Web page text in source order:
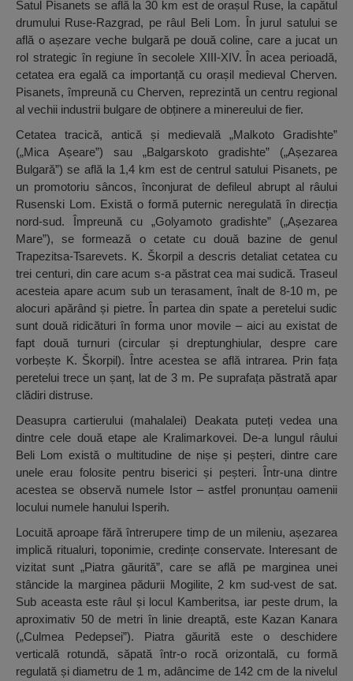
Satul Pisanets se află la 30 km est de orașul Ruse, la capătul
drumului Ruse-Razgrad, pe râul Beli Lom. În jurul satului se
află o așezare veche bulgară pe două coline, care a jucat un
rol strategic în regiune în secolele XIII-XIV. În acea perioadă,
cetatea era egală ca importanță cu orașil medieval Cherven.
Pisanets, împreună cu Cherven, reprezintă un centru regional
al vechii industrii bulgare de obținere a minereului de fier.
Cetatea tracică, antică și medievală „Malkoto Gradishte”
(„Mica Așeare”) sau „Balgarskoto gradishte” („Așezarea
Bulgară”) se află la 1,4 km est de centrul satului Pisanets, pe
un promotoriu sâncos, înconjurat de defileul abrupt al râului
Rusenski Lom. Există o formă puternic neregulată în direcția
nord-sud. Împreună cu „Golyamoto gradishte” („Așezarea
Mare”), se formează o cetate cu două bazine de genul
Trapezitsa-Tsarevets. K. Škorpil a descris detaliat cetatea cu
trei centuri, din care acum s-a păstrat cea mai sudică. Traseul
acesteia apare acum sub un terasament, înalt de 8-10 m, pe
alocuri apărând și pietre. În partea din spate a peretelui sudic
sunt două ridicături în forma unor movile – aici au existat de
fapt două turnuri (circular și dreptunghiular, despre care
vorbește K. Škorpil). Între acestea se află intrarea. Prin fața
peretelui trece un șanț, lat de 3 m. Pe suprafața păstrată apar
clădiri distruse.
Deasupra cartierului (mahalalei) Deakata puteți vedea una
dintre cele două etape ale Kralimarkovei. De-a lungul râului
Beli Lom există o multitudine de nișe și peșteri, dintre care
unele erau folosite pentru biserici și peșteri. Într-una dintre
acestea se observă numele Istor – astfel pronunțau oamenii
locului numele hanului Isperih.
Locuită aproape fără întrerupere timp de un mileniu, așezarea
implică ritualuri, toponimie, credințe conservate. Interesant de
vizitat sunt „Piatra găurită”, care se află pe marginea unei
stâncide la marginea pădurii Mogilite, 2 km sud-vest de sat.
Sub aceasta este râul și locul Kamberitsa, iar peste drum, la
aproximativ 50 de metri în linie dreaptă, este Kazan Kanara
(„Culmea Pedepsei”). Piatra găurită este o deschidere
verticală rotundă, săpată într-o rocă orizontală, cu formă
regulată și diametru de 1 m, adâncime de 142 cm de la nivelul